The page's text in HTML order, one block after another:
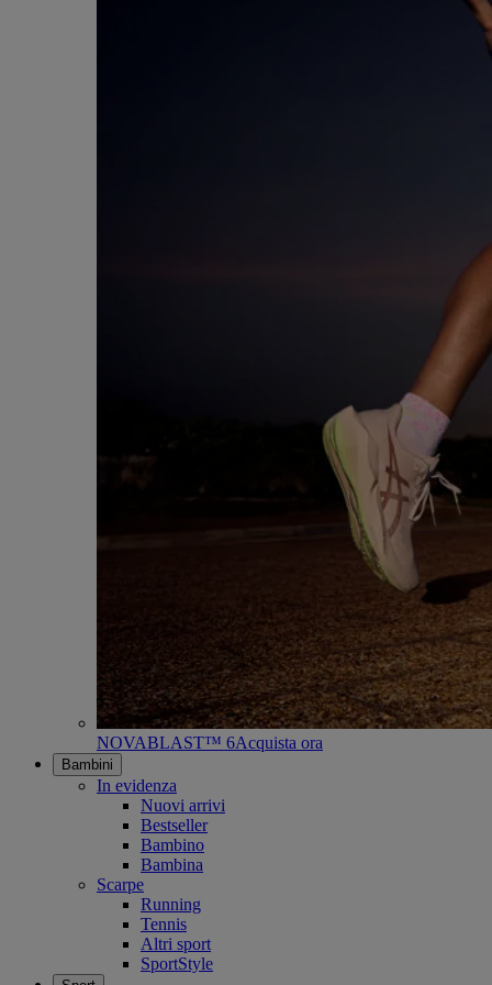
NOVABLAST™ 6Acquista ora
Bambini
In evidenza
Nuovi arrivi
Bestseller
Bambino
Bambina
Scarpe
Running
Tennis
Altri sport
SportStyle